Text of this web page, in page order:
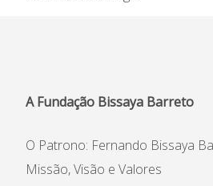
A Fundação Bissaya Barreto
O Patrono: Fernando Bissaya
Missão, Visão e Valores